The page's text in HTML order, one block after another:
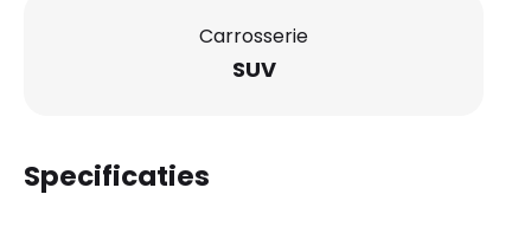
Carrosserie
SUV
Specificaties